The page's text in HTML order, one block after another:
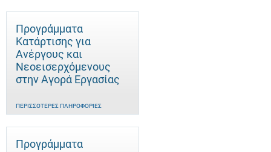
Προγράμματα
Κατάρτισης για
Ανέργους και
Νεοεισερχόμενους
στην Αγορά Εργασίας
ΠΕΡΙΣΣΌΤΕΡΕΣ ΠΛΗΡΟΦΟΡΊΕΣ
Προγράμματα